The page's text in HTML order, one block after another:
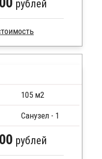
рублей
джут
105 м2
Санузел - 1
рублей